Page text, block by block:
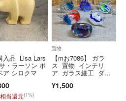
入品 Lisa Lars
・ラーソン ポ
ア シロクマ
当還元(1%)
置物
【mお7086】 ガラ
ス 置物 インテリ
ア ガラス細工 ダイ
¥1,500